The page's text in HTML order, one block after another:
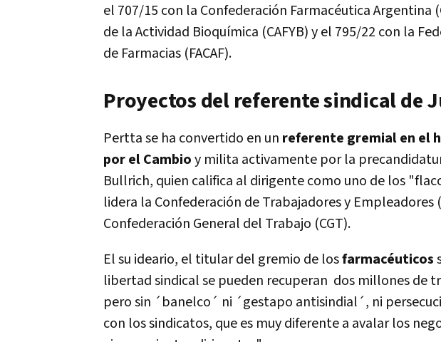
el 707/15 con la Confederación Farmacéutica Argentina
de la Actividad Bioquímica (CAFYB) y el 795/22 con la
de Farmacias (FACAF).
Proyectos del referente sindical de
Pertta se ha convertido en un referente gremial en el
por el Cambioy milita activamente por la
Bullrich, quien califica al dirigente como uno de los
lidera la Confederación de Trabajadores y Empleadores
Confederación General del Trabajo (CGT).
El su ideario, el titular del gremio de losfarmacéuticos
libertad sindical se pueden recuperan dos millones de
pero sin ´banelco´ ni ´gestapo antisindial´, ni
con los sindicatos, que es muy diferente a avalar los